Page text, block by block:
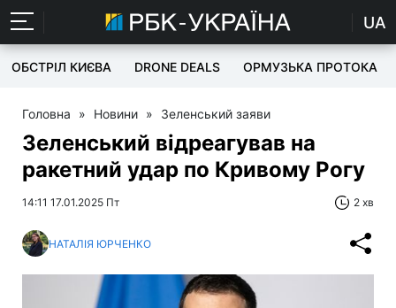
UA
ОБСТРІЛ КИЄВА DRONE DEALS ОРМУЗЬКА ПРОТОКА
Головна » Новини » Зеленський заяви
Зеленський відреагував на
ракетний удар по Кривому Рогу
14:11 17.01.2025 Пт 2 хв
НАТАЛІЯ ЮРЧЕНКО